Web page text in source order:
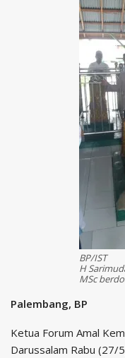
BP/IST
H
MSc
Palembang, BP
Ketua Forum Amal
Darussalam Rabu (27/